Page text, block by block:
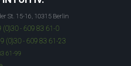
St. 15-16, 10315 Berlin
(0)30 - 609 83 61-0
(0)30 - 609 83 61-23
61-99